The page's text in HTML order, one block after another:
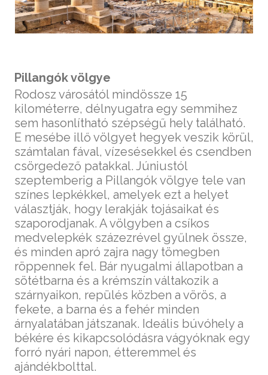
Pillangók völgye
Rodosz városától mindössze 15
kilométerre, délnyugatra egy semmihez
sem hasonlítható szépségű hely található.
E mesébe illő völgyet hegyek veszik körül,
számtalan fával, vízesésekkel és csendben
csörgedező patakkal. Júniustól
szeptemberig a Pillangók völgye tele van
színes lepkékkel, amelyek ezt a helyet
választják, hogy lerakják tojásaikat és
szaporodjanak. A völgyben a csíkos
medvelepkék százezrével gyűlnek össze,
és minden apró zajra nagy tömegben
röppennek fel. Bár nyugalmi állapotban a
sötétbarna és a krémszín váltakozik a
szárnyaikon, repülés közben a vörös, a
fekete, a barna és a fehér minden
árnyalatában játszanak. Ideális búvóhely a
békére és kikapcsolódásra vágyóknak egy
forró nyári napon, étteremmel és
ajándékbolttal.